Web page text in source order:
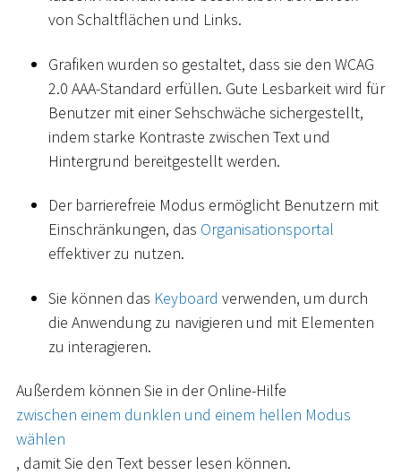
von Schaltflächen und Links.
Grafiken wurden so gestaltet, dass sie den WCAG
2.0 AAA-Standard erfüllen. Gute Lesbarkeit wird für
Benutzer mit einer Sehschwäche sichergestellt,
indem starke Kontraste zwischen Text und
Hintergrund bereitgestellt werden.
Der barrierefreie Modus ermöglicht Benutzern mit
Einschränkungen, das Organisationsportal
effektiver zu nutzen.
Sie können das Keyboard verwenden, um durch
die Anwendung zu navigieren und mit Elementen
zu interagieren.
Außerdem können Sie in der Online-Hilfe
zwischen einem dunklen und einem hellen Modus
wählen
, damit Sie den Text besser lesen können.